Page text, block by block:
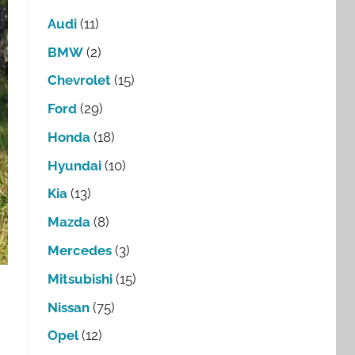
Audi(11)
BMW(2)
Chevrolet(15)
Ford(29)
Honda(18)
Hyundai(10)
Kia(13)
Mazda(8)
Mercedes(3)
Mitsubishi(15)
Nissan(75)
Opel(12)